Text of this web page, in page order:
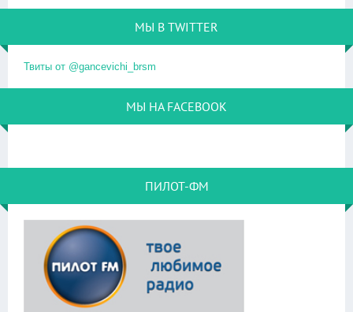
МЫ В TWITTER
Твиты от @gancevichi_brsm
МЫ НА FACEBOOK
ПИЛОТ-ФМ